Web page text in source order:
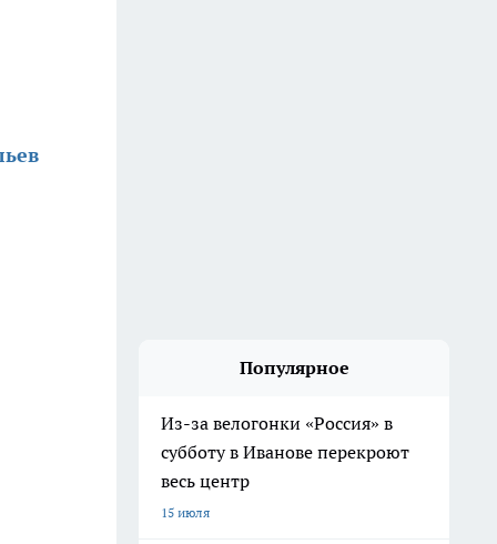
Популярное
Из-за велогонки «Россия» в
субботу в Иванове перекроют
весь центр
15 июля